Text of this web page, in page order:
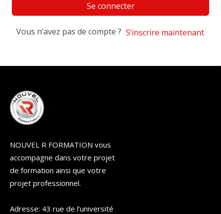
Se connecter
Vous n’avez pas de compte ? S’inscrire maintenant
NOUVEL R FORMATION vous
accompagne dans votre projet
de formation ainsi que votre
projet professionnel.
Adresse: 43 rue de l’université